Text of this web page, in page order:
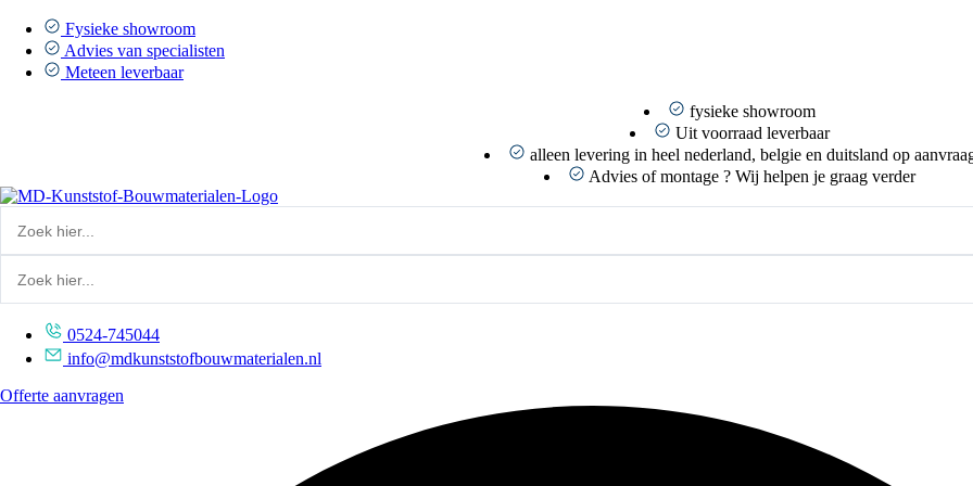
naar
inhoud
Fysieke showroom
Advies van specialisten
Meteen leverbaar
fysieke showroom
Uit voorraad leverbaar
alleen levering in heel nederland, belgie en duitsland op
Advies of montage ? Wij helpen je graag verder
0524-745044
info@mdkunststofbouwmaterialen.nl
Offerte aanvragen